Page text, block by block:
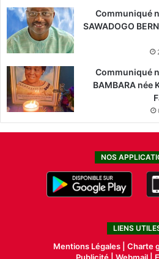
Communiqué
SAWADOGO
Communiqué
BAMBARA née
NOS
LIENS
Mentions Légales | Charte
Publicité| Webmail |